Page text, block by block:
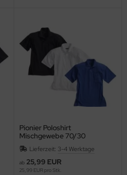
Pionier Poloshirt
Mischgewebe 70/30
Lieferzeit: 3-4 Werktage
ab 25,99 EUR
25,99 EUR pro Stk.